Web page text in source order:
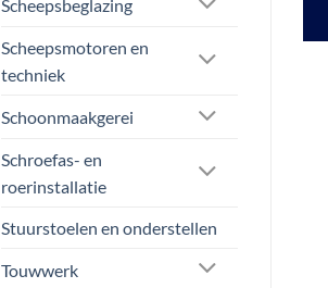
Scheepsbeglazing
Scheepsmotoren en
techniek
Schoonmaakgerei
Schroefas- en
roerinstallatie
Stuurstoelen en onderstellen
Touwwerk
€ 262,50.
€ 3.072,00.